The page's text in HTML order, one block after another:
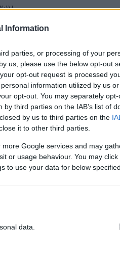
Information
parties, or processing of your
us, please use the below opt-out
opt-out request is processed
information utilized by us
opt-out. You may separately
third parties on the IAB’s list of
by us to third parties on the
it to other third parties.
Google services and may
or usage behaviour. You may
to use your data for below
data.